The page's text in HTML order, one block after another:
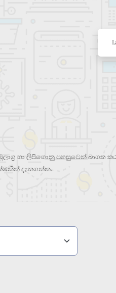
හා ලිපිගොනු පහසුවෙන් බාගත
දැනගන්න.